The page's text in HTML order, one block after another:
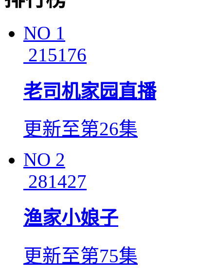
NO 1
215176
老司机家园直播
更新至第26集
NO 2
281427
渔家小娘子
更新至第75集